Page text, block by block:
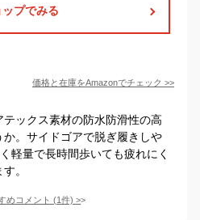
ップでみる
価格と在庫をAmazonでチェック >>
ックス素材の防水防滑性の高
。サイドゴアで脱ぎ履きしや
軽量で長時間歩いても疲れにく
。
めコメント (1件) >